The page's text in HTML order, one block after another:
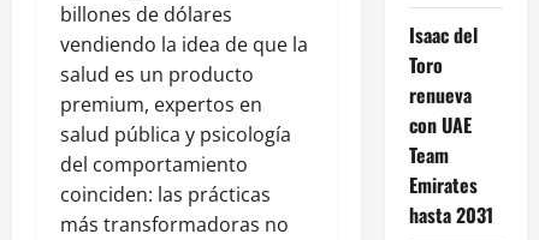
billones de dólares
vendiendo la idea de que la
salud es un producto
premium, expertos en
salud pública y psicología
del comportamiento
coinciden: las prácticas
más transformadoras no
Isaac del
Toro
renueva
con UAE
Team
Emirates
hasta 2031